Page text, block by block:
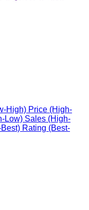
High) Price (High-
Low) Sales (High-
Rating (Best-